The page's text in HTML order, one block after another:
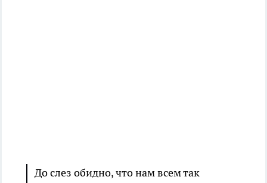
До слез обидно, что нам всем так